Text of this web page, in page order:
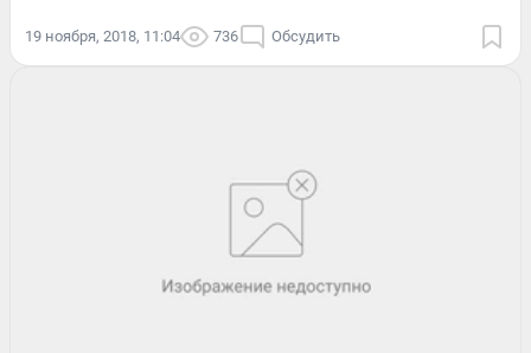
19 ноября, 2018, 11:04 736 Обсудить